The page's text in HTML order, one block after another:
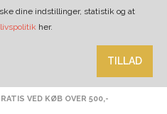
dine indstillinger, statistik og at
her.
TILLAD
VED KØB OVER 500,-